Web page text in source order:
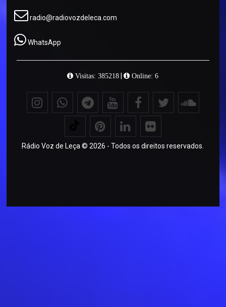
radio@radiovozdeleca.com
WhatsApp
Visitas: 385218 | Online: 6
Rádio Voz de Leça © 2026 - Todos os direitos reservados.